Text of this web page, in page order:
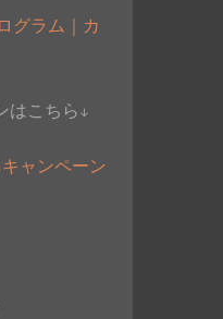
グラム｜カ
はこちら↓
キャンペーン